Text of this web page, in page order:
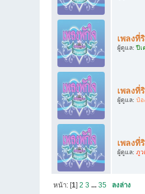
เพลงที่
ผู้ดูแล:ปีเ
เพลงที่
ผู้ดูแล:ป๋อ
เพลงที่
ผู้ดูแล:ภูว
หน้า: [ 1] 2 3 ... 35 ลงล่าง